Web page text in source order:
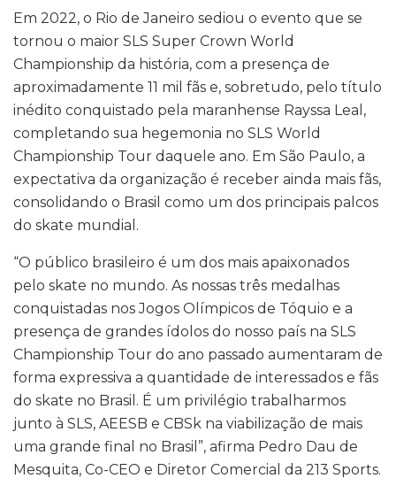
Em 2022, o Rio de Janeiro sediou o evento que se
tornou o maior SLS Super Crown World
Championship da história, com a presença de
aproximadamente 11 mil fãs e, sobretudo, pelo título
inédito conquistado pela maranhense Rayssa Leal,
completando sua hegemonia no SLS World
Championship Tour daquele ano. Em São Paulo, a
expectativa da organização é receber ainda mais fãs,
consolidando o Brasil como um dos principais palcos
do skate mundial.
“O público brasileiro é um dos mais apaixonados
pelo skate no mundo. As nossas três medalhas
conquistadas nos Jogos Olímpicos de Tóquio e a
presença de grandes ídolos do nosso país na SLS
Championship Tour do ano passado aumentaram de
forma expressiva a quantidade de interessados e fãs
do skate no Brasil. É um privilégio trabalharmos
junto à SLS, AEESB e CBSk na viabilização de mais
uma grande final no Brasil”, afirma Pedro Dau de
Mesquita, Co-CEO e Diretor Comercial da 213 Sports.